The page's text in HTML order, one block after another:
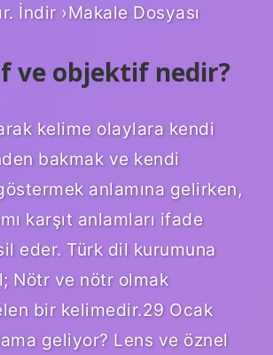
İndir ›Makale Dosyası
ve objektif nedir?
kelime olaylara kendi
bakmak ve kendi
anlamına gelirken,
karşıt anlamları ifade
eder. Türk dil kurumuna
Nötr ve nötr olmak
bir kelimedir.29 Ocak
geliyor? Lens ve öznel